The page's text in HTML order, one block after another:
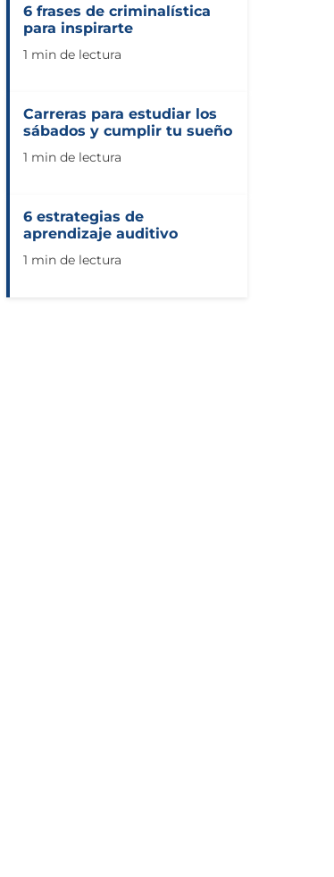
6 frases de criminalística
para inspirarte
1 min de lectura
Carreras para estudiar los
sábados y cumplir tu sueño
1 min de lectura
6 estrategias de
aprendizaje auditivo
1 min de lectura